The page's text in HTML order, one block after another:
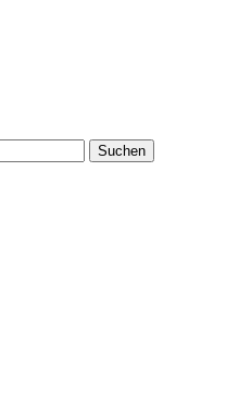
Suchen